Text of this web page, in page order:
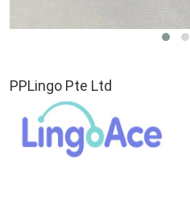
PPLingo Pte Ltd